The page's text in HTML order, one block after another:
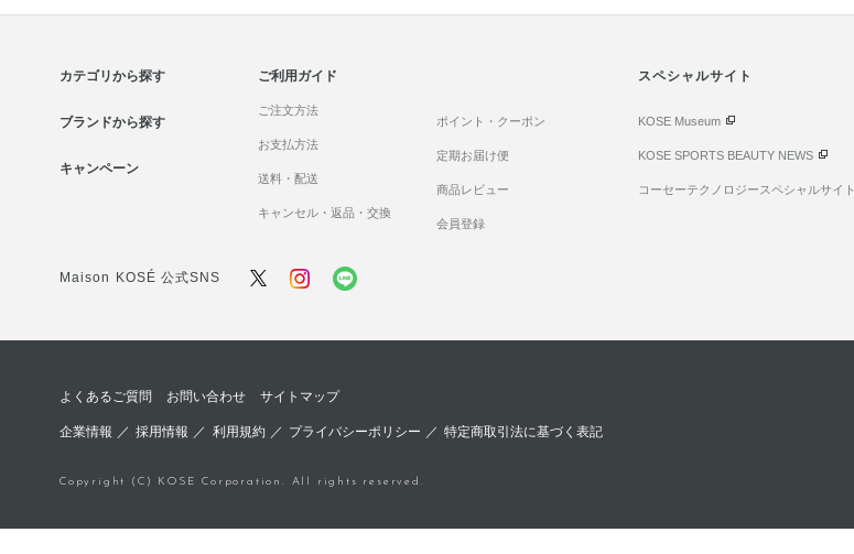
カテゴリから探す
ブランドから探す
キャンペーン
ご利用ガイド
ご注文方法
お支払方法
送料・配送
キャンセル・返品・交換
ポイント・クーポン
定期お届け便
商品レビュー
会員登録
スペシャルサイト
KOSE Museum
KOSE SPORTS BEAUTY NEWS
コーセーテクノロジースペシャルサイト
Maison KOSÉ 公式SNS
よくあるご質問 お問い合わせ サイトマップ
企業情報 ／採用情報 ／ 利用規約／ プライバシーポリシー ／ 特定商取引法に基づく表記
Copyright (C) KOSE Corporation. All rights reserved.